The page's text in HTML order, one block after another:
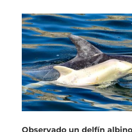
Observado un delfín albino